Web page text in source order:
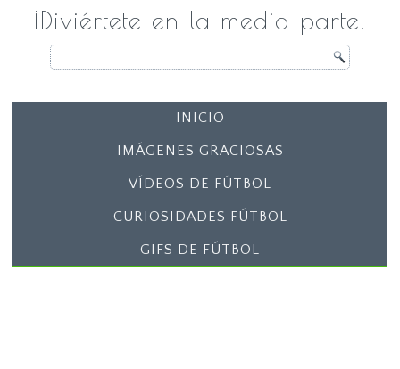
¡Diviértete en la media parte!
INICIO
IMÁGENES GRACIOSAS
VÍDEOS DE FÚTBOL
CURIOSIDADES FÚTBOL
GIFS DE FÚTBOL